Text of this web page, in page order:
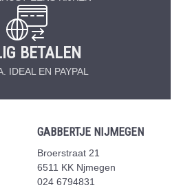
BETALEN
IDEAL EN PAYPAL
GABBERTJE NIJMEGEN
Broerstraat 21
6511 KK Njmegen
024 6794831